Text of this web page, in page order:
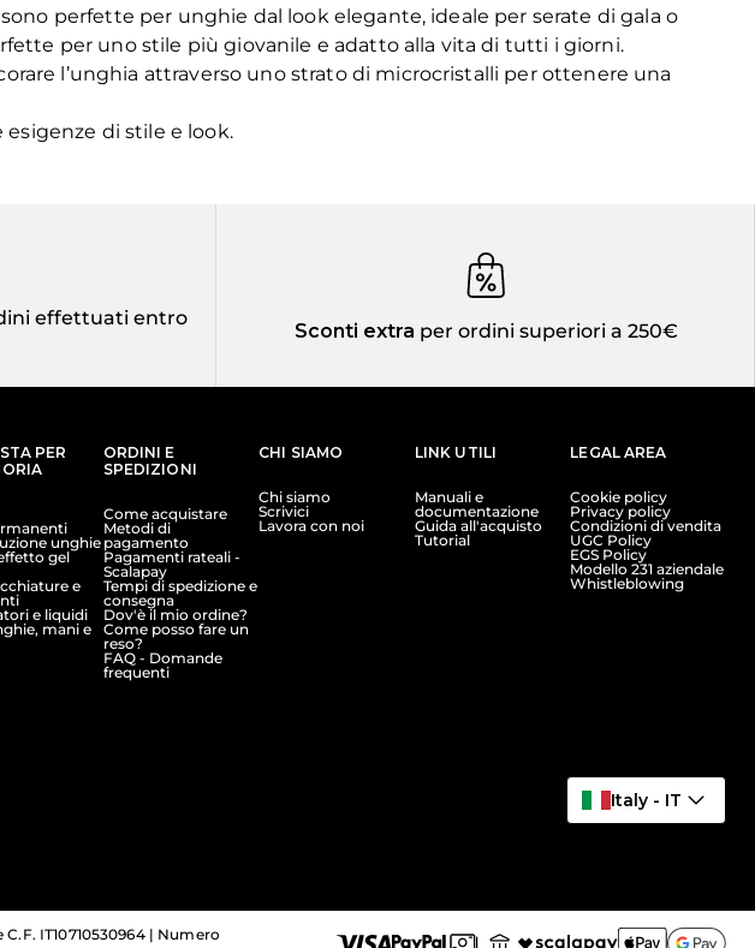
perfette per unghie dal look elegante, ideale per serate di gala o
per uno stile più giovanile e adatto alla vita di tutti i giorni.
l’unghia attraverso uno strato di microcristalli per ottenere una
di stile e look.
effettuati entro
Sconti extra per ordini superiori a 250€
PER
unghie
gel
e
e liquidi
mani e
ORDINI E
SPEDIZIONI
Come acquistare
Metodi di
pagamento
Pagamenti rateali -
Scalapay
Tempi di spedizione e
consegna
Dov'è il mio ordine?
Come posso fare un
reso?
FAQ - Domande
frequenti
CHI SIAMO
Chi siamo
Scrivici
Lavora con noi
LINK UTILI
Manuali e
documentazione
Guida all'acquisto
Tutorial
LEGAL AREA
Cookie policy
Privacy policy
Condizioni di vendita
UGC Policy
EGS Policy
Modello 231 aziendale
Whistleblowing
Italy - IT
IT10710530964 | Numero